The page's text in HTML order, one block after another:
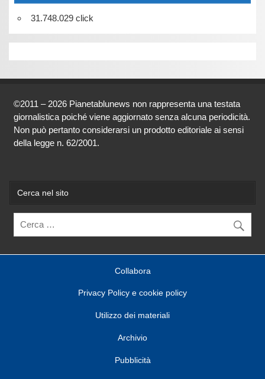
31.748.029 click
©2011 – 2026 Pianetablunews non rappresenta una testata
giornalistica poiché viene aggiornato senza alcuna periodicità.
Non può pertanto considerarsi un prodotto editoriale ai sensi
della legge n. 62/2001.
Cerca nel sito
Collabora
Privacy Policy e cookie policy
Utilizzo dei materiali
Archivio
Pubblicità